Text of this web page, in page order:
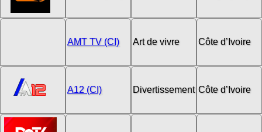
AMT TV (CI) Art de vivre Côte d’Ivoire
A12 (CI) Divertissement Côte d’Ivoire